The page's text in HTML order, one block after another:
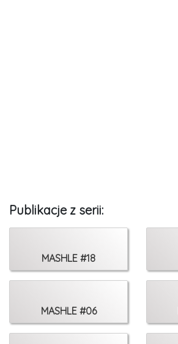
Publikacje z serii:
MASHLE #18
MASHLE #06